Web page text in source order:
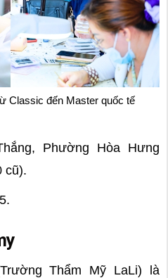
Classic đến Master quốc tế
Phường Hòa Hưng
cũ).
Thẩm Mỹ LaLi) là